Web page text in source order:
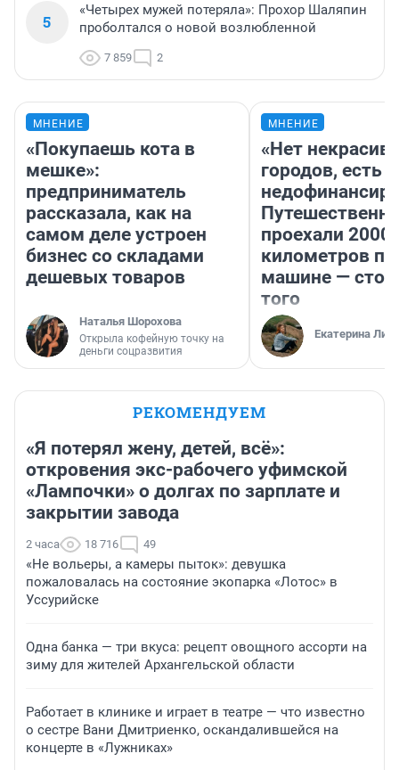
5
«Четырех мужей потеряла»: Прохор Шаляпин
проболтался о новой возлюбленной
7 859 2
МНЕНИЕ
«Покупаешь кота в
мешке»:
предприниматель
рассказала, как на
самом деле устроен
бизнес со складами
дешевых товаров
Наталья Шорохова
Открыла кофейную точку на
деньги соцразвития
МНЕНИЕ
«Нет
городов, есть
проехали 2000
километров по
машине —
того
Екатерина
РЕКОМЕНДУЕМ
«Я потерял жену, детей, всё»:
откровения экс-рабочего уфимской
«Лампочки» о долгах по зарплате и
закрытии завода
2 часа 18 716 49
«Не вольеры, а камеры пыток»: девушка
пожаловалась на состояние экопарка «Лотос» в
Уссурийске
Одна банка — три вкуса: рецепт овощного ассорти на
зиму для жителей Архангельской области
Работает в клинике и играет в театре — что известно
о сестре Вани Дмитриенко, оскандалившейся на
концерте в «Лужниках»